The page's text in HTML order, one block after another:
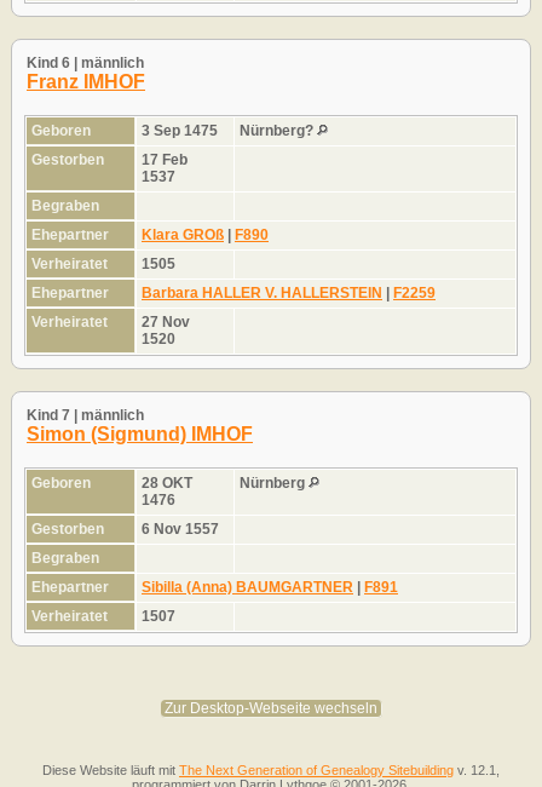
Kind 6 | männlich
Franz IMHOF
Geboren 3 Sep 1475
Nürnberg?
Gestorben
17 Feb
1537
Begraben
Ehepartner
Klara GROß | F890
Verheiratet
1505
Ehepartner
Barbara HALLER V. HALLERSTEIN | F2259
Verheiratet
27 Nov
1520
Kind 7 | männlich
Simon (Sigmund) IMHOF
Geboren
28 OKT
1476
Nürnberg
Gestorben
6 Nov 1557
Begraben
Ehepartner
Sibilla (Anna) BAUMGARTNER | F891
Verheiratet
1507
Zur Desktop-Webseite wechseln
Diese Website läuft mit The Next Generation of Genealogy Sitebuilding v. 12.1,